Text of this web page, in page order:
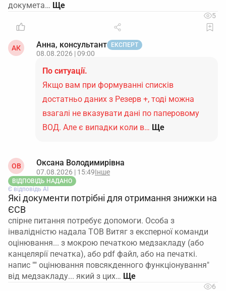
докумета…
5
АК Анна, консультант ЕКСПЕРТ
08.08.2026 | 09:00
По ситуації.
Якщо вам при формуванні списків
достатньо даних з Резерв +, тоді можна
взагалі не вказувати дані по паперовому
ВОД. Але є випадки коли в… Ще
ОВ Оксана Володимирівна
07.08.2026 | 15:49Інше
ВІДПОВІДЬ НАДАНО
Є відповідь АІ
Які документи потрібні для отримання знижки на
ЄСВ
спірне питання потребує допомоги. Особа з
інвалідністю надала ТОВ Витяг з експерної команди
оцінювання... з мокрою печаткою медзакладу (або
канцелярії печатка), або pdf файл, або на печаткі.
напис "" оцінювання повсякденного функціонування"
від медзакладу... який з цих…
6